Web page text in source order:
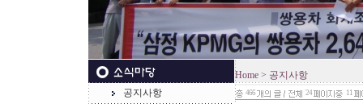
공지사항
Home > 공지사항
466 24 11